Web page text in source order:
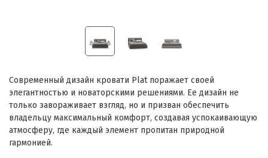
Современный дизайн кровати Plat поражает своей
элегантностью и новаторскими решениями. Ее дизайн не
только завораживает взгляд, но и призван обеспечить
владельцу максимальный комфорт, создавая успокаивающую
атмосферу, где каждый элемент пропитан природной
гармонией.